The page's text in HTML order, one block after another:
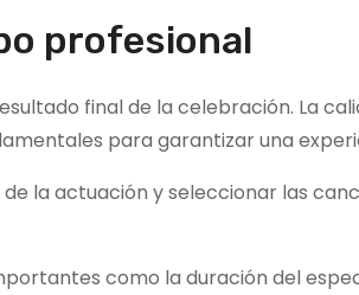
profesional
final de la celebración. La
para garantizar una
la actuación y seleccionar las
como la duración del